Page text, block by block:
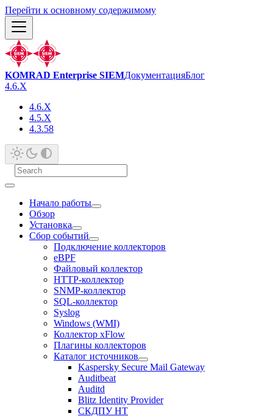
Перейти к основному содержимому
KOMRAD Enterprise SIEMДокументацияБлог
4.6.X
4.6.X
4.5.X
4.3.58
Начало работы
Обзор
Установка
Сбор событий
Подключение коллекторов
eBPF
Файловый коллектор
HTTP-коллектор
SNMP-коллектор
SQL-коллектор
Syslog
Windows (WMI)
Коллектор xFlow
Плагины коллекторов
Каталог источников
Kaspersky Secure Mail Gateway
Auditbeat
Auditd
Blitz Identity Provider
СКДПУ НТ